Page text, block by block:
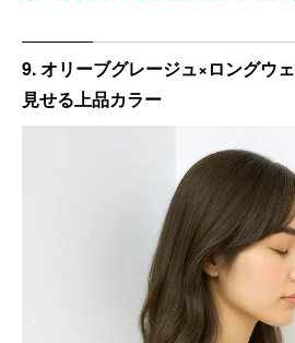
9. オリーブグレージュ×ロングウ
見せる上品カラー